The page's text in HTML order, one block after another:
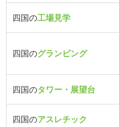
四国の工場見学
四国のグランピング
四国のタワー・展望台
四国のアスレチック